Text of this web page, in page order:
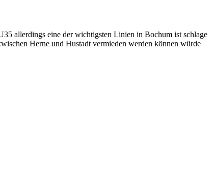
allerdings eine der wichtigsten Linien in Bochum ist schlage
Herne und Hustadt vermieden werden können würde